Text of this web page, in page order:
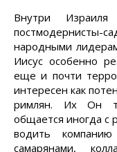
Внутри
народными
Иисус особенно
еще и почти
интересен как
римлян. Их Он
общается иногда с
водить
самарянами,